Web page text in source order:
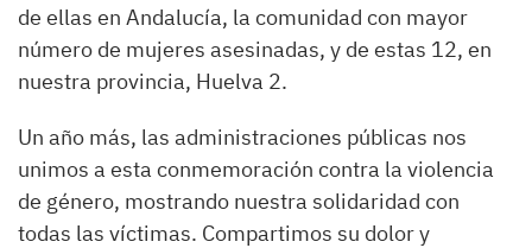
de ellas en Andalucía, la comunidad con mayor
número de mujeres asesinadas, y de estas 12, en
nuestra provincia, Huelva 2.
Un año más, las administraciones públicas nos
unimos a esta conmemoración contra la violencia
de género, mostrando nuestra solidaridad con
todas las víctimas. Compartimos su dolor y